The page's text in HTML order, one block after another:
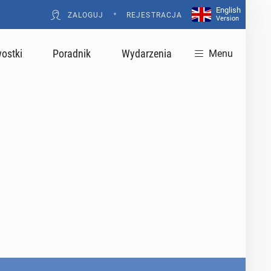
ZALOGUJ • REJESTRACJA
English
Version
Poradnik Wydarzenia Menu